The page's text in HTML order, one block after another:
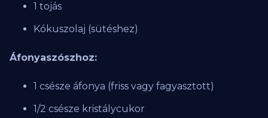
1 tojás
Kókuszolaj (sütéshez)
Áfonyaszószhoz:
1 csésze áfonya (friss vagy fagyasztott)
1/2 csésze kristálycukor